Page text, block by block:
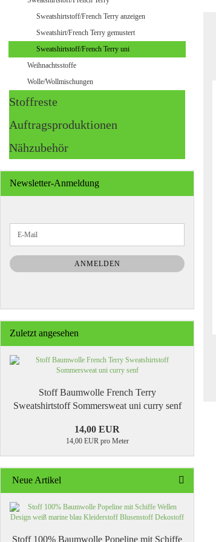
Sweatshirtstoff/French Terry anzeigen
Sweatshirt/French Terry gemustert
Sweatshirtstoff/French Terry uni
Weihnachtsstoffe
Wolle/Wollmischungen
Stoffreste
Auftragsproduktionen
Nähzubehör
Newsletter-Anmeldung
ZUR
NEWSLETTER-
ANMELDUNG
E-
Mail
ANMELDEN
Zuletzt angesehen
Stoff Baumwolle French Terry
Sweatshirtstoff Sommersweat uni curry senf
14,00 EUR
14,00 EUR pro Meter
Neue Artikel
Stoff 100% Baumwolle Popeline mit Schiffe